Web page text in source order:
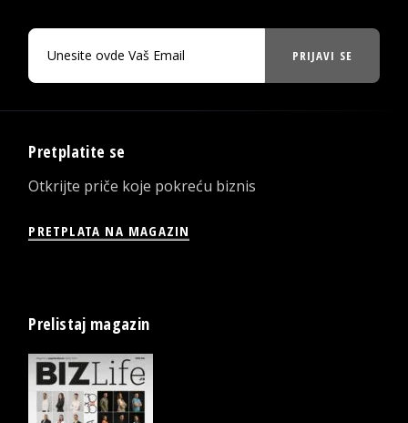
PRIJAVI SE
Pretplatite se
Otkrijte priče koje pokreću biznis
PRETPLATA NA MAGAZIN
Prelistaj magazin